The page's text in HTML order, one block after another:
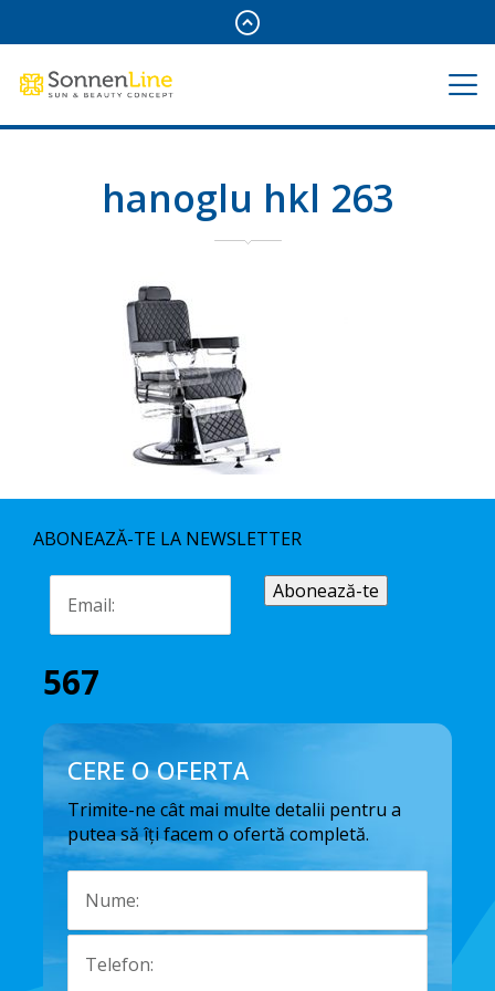
hanoglu hkl 263
ABONEAZĂ-TE LA NEWSLETTER
567
CERE O OFERTA
Trimite-ne cât mai multe detalii pentru a
putea să îți facem o ofertă completă.